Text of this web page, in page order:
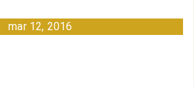
mar 12, 2016